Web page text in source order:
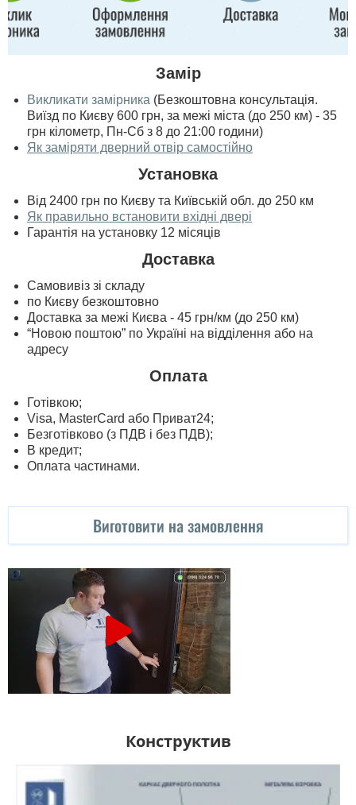
Замір
Викликати замірника (Безкоштовна консультація.
Виїзд по Києву 600 грн, за межі міста (до 250 км) - 35
грн кілометр, Пн-Сб з 8 до 21:00 години)
Як заміряти дверний отвір самостійно
Установка
Від 2400 грн по Києву та Київській обл. до 250 км
Як правильно встановити вхідні двері
Гарантія на установку 12 місяців
Доставка
Самовивіз зі складу
по Києву безкоштовно
Доставка за межі Києва - 45 грн/км (до 250 км)
“Новою поштою” по Україні на відділення або на
адресу
Оплата
Готівкою;
Visa, MasterСard або Приват24;
Безготівково (з ПДВ і без ПДВ);
В кредит;
Оплата частинами.
Виготовити на замовлення
Конструктив